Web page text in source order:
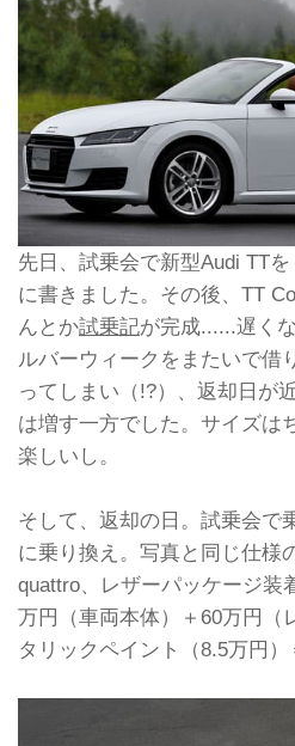
先日、試乗会で新型Audi TT
に書きました。その後、TT
んとか試乗記が完成......遅く
ルバーウィークをまたいで借
ってしまい（!?）、返却日が
は増す一方でした。サイズは
楽しいし。
そして、返却の日。試乗会で
に乗り換え。写真と同じ仕様
quattro、レザーパッケージ装
万円（車両本体）＋60万円（
タリックペイント（8.5万円）